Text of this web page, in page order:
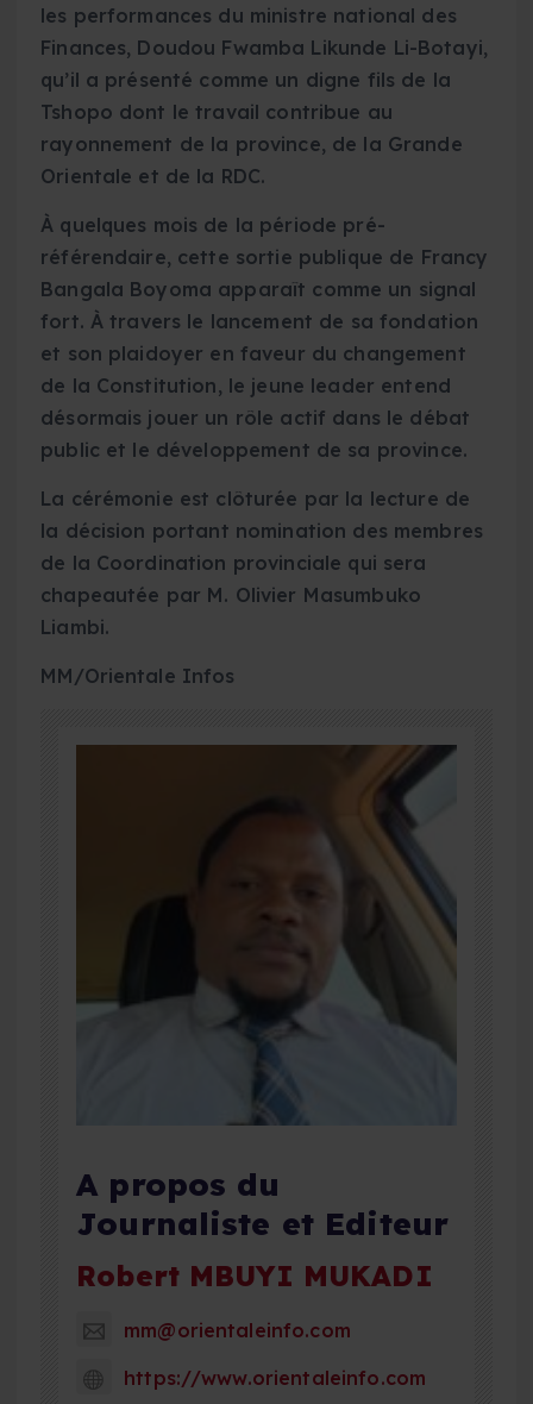
les performances du ministre national des
Finances, Doudou Fwamba Likunde Li-Botayi,
qu’il a présenté comme un digne fils de la
Tshopo dont le travail contribue au
rayonnement de la province, de la Grande
Orientale et de la RDC.
À quelques mois de la période pré-
référendaire, cette sortie publique de Francy
Bangala Boyoma apparaît comme un signal
fort. À travers le lancement de sa fondation
et son plaidoyer en faveur du changement
de la Constitution, le jeune leader entend
désormais jouer un rôle actif dans le débat
public et le développement de sa province.
La cérémonie est clôturée par la lecture de
la décision portant nomination des membres
de la Coordination provinciale qui sera
chapeautée par M. Olivier Masumbuko
Liambi.
MM/Orientale Infos
A propos du
Journaliste et Editeur
Robert MBUYI MUKADI
mm@orientaleinfo.com
https://www.orientaleinfo.com